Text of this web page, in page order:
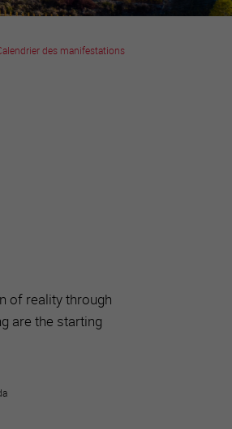
des manifestations
of reality through
are the starting